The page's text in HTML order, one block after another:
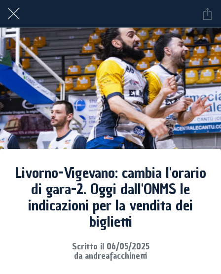
Livorno-Vigevano: cambia l'orario
di gara-2. Oggi dall'ONMS le
indicazioni per la vendita dei
biglietti
Scritto il 06/05/2025
da andreafacchinetti